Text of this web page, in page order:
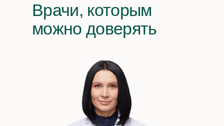
Врачи, которым
можно доверять